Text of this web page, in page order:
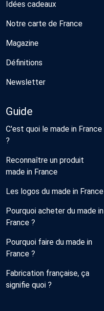
Idées cadeaux
Notre carte de France
Magazine
Définitions
Newsletter
Guide
C'est quoi le made in France
?
Reconnaître un produit
made in France
Les logos du made in France
Pourquoi acheter du made in
France ?
Pourquoi faire du made in
France ?
Fabrication française, ça
signifie quoi ?